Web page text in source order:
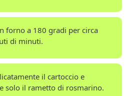
forno a 180 gradi per circa
di minuti.
il cartoccio e
solo il rametto di rosmarino.